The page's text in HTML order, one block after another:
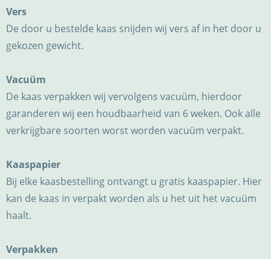
Vers
De door u bestelde kaas snijden wij vers af in het door u
gekozen gewicht.
Vacuüm
De kaas verpakken wij vervolgens vacuüm, hierdoor
garanderen wij een houdbaarheid van 6 weken. Ook alle
verkrijgbare soorten worst worden vacuüm verpakt.
Kaaspapier
Bij elke kaasbestelling ontvangt u gratis kaaspapier. Hier
kan de kaas in verpakt worden als u het uit het vacuüm
haalt.
Verpakken